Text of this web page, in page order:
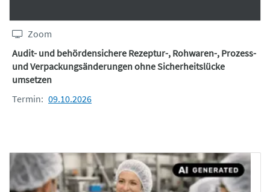
Zoom
Audit- und behördensichere Rezeptur-, Rohwaren-, Prozess-
und Verpackungsänderungen ohne Sicherheitslücke
umsetzen
Termin: 09.10.2026